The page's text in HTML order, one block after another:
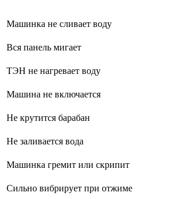
Машинка не сливает воду
Вся панель мигает
ТЭН не нагревает воду
Машина не включается
Не крутится барабан
Не заливается вода
Машинка гремит или скрипит
Сильно вибрирует при отжиме